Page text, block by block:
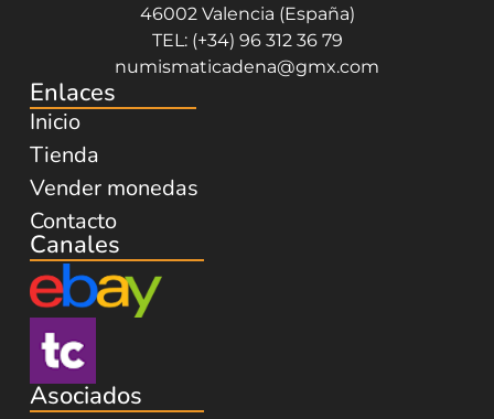
46002 Valencia (España)
TEL: (+34) 96 312 36 79
numismaticadena@gmx.com
Enlaces
Inicio
Tienda
Vender monedas
Contacto
Canales
Asociados